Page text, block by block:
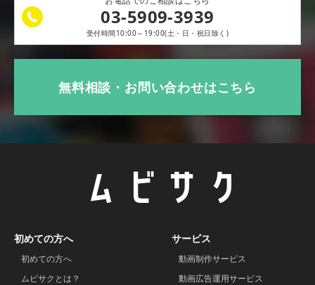
03-5909-3939
受付時間10:00～19:00(土・日・祝日除く)
無料相談・お問い合わせはこちら
初めての方へ
初めての方へ
ムビサクとは？
サービス
動画制作サービス
動画広告運用サービス